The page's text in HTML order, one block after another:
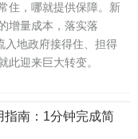
住，哪就提供保障。新
增量成本，落实落
入地政府接得住、担得
此迎来巨大转变。
南：1分钟完成简